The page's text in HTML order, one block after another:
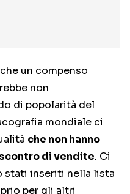
un compenso
non
di popolarità del
mondiale ci
che non hanno
di vendite. Ci
stati inseriti nella lista
per gli altri